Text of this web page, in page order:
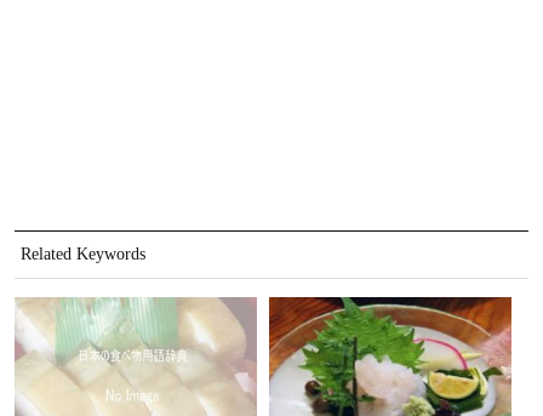
Related Keywords